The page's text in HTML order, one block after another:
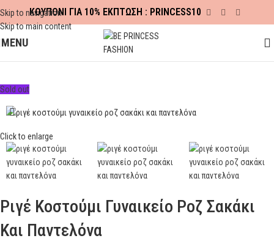
Skip to navigation
Skip to main content
ΚΟΥΠΟΝΙ ΓΙΑ 10% ΕΚΠΤΩΣΗ : PRINCESS10
MENU
Ριγέ Κοστούμι Γυναικείο Ροζ Σακάκι Και Παντελόνα
Sold out
Click to enlarge
Ριγέ Κοστούμι Γυναικείο Ροζ Σακάκι
Και Παντελόνα